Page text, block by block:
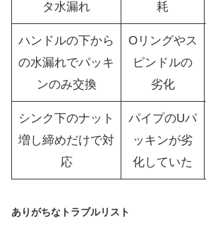
タ水漏れ
耗
ハンドルの下から
の水漏れでパッキ
ンのみ交換
Oリングやス
ピンドルの
劣化
シンク下のナット
増し締めだけで対
応
パイプのUパ
ッキンが劣
化していた
ありがちなトラブルリスト